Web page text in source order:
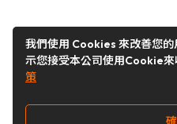
我們使用 Cookies 來改善您
示您接受本公司使用Cookie來
策